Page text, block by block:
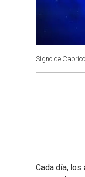
Signo de
Cada día, los